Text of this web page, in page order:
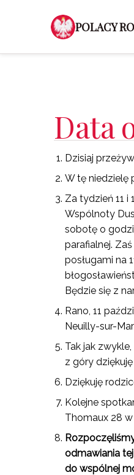
POLACY
Data
Dzisiaj
W tę niedzielę
Za tydzień 11
Wspólnoty
sobotę o
parafialnej.
posługami na
Będzie się z
Rano, 11
Neuilly-sur-
Tak jak
z góry
Dziękuję
Kolejne
Thomaux 28
odmawiania
do wspólnej